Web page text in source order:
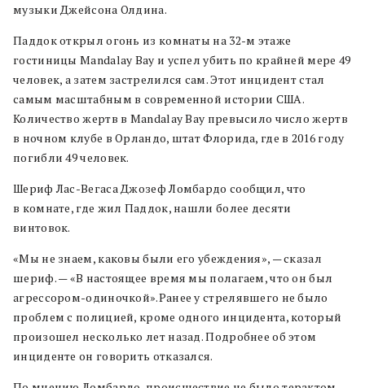
музыки Джейсона Олдина.
Паддок открыл огонь из комнаты на 32-м этаже
гостиницы Mandalay Bay и успел убить по крайней мере 49
человек, а затем застрелился сам. Этот инцидент стал
самым масштабным в современной истории США.
Количество жертв в Mandalay Bay превысило число жертв
в ночном клубе в Орландо, штат Флорида, где в 2016 году
погибли 49 человек.
Шериф Лас-Вегаса Джозеф Ломбардо сообщил, что
в комнате, где жил Паддок, нашли более десяти
винтовок.
«Мы не знаем, каковы были его убеждения», — сказал
шериф. — «В настоящее время мы полагаем, что он был
агрессором-одиночкой».Ранее у стрелявшего не было
проблем с полицией, кроме одного инцидента, который
произошел несколько лет назад. Подробнее об этом
инциденте он говорить отказался.